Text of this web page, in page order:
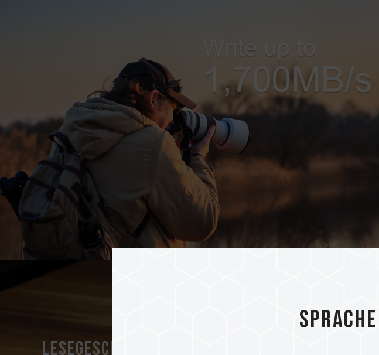
Lesegeschwindigkeit von bis zu 1,800 MB/s